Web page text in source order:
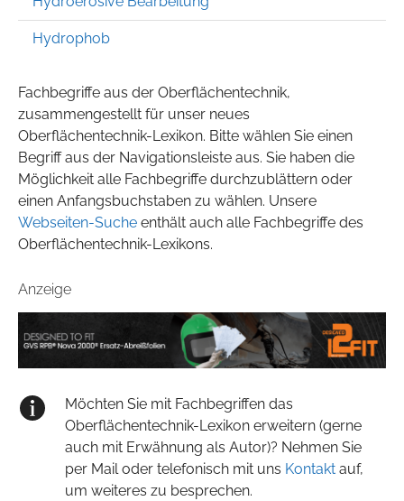
Hydrophob
Fachbegriffe aus der Oberflächentechnik,
zusammengestellt für unser neues
Oberflächentechnik-Lexikon. Bitte wählen Sie einen
Begriff aus der Navigationsleiste aus. Sie haben die
Möglichkeit alle Fachbegriffe durchzublättern oder
einen Anfangsbuchstaben zu wählen. Unsere
Webseiten-Suche enthält auch alle Fachbegriffe des
Oberflächentechnik-Lexikons.
Anzeige
Möchten Sie mit Fachbegriffen das
Oberflächentechnik-Lexikon erweitern (gerne
auch mit Erwähnung als Autor)? Nehmen Sie
per Mail oder telefonisch mit uns Kontakt auf,
um weiteres zu besprechen.